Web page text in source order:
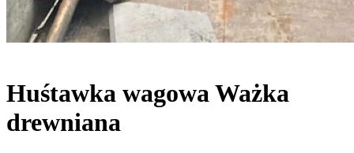
Huśtawka wagowa Ważka
drewniana